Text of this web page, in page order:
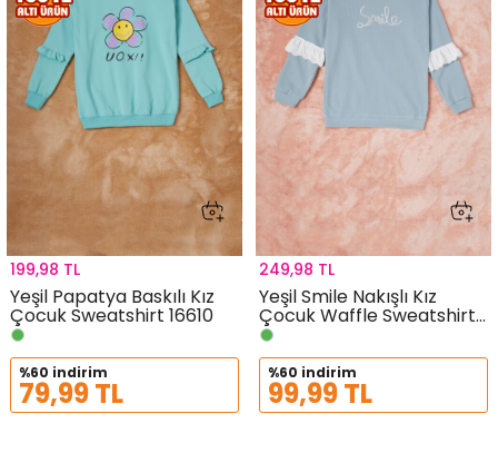
Yeşil Papatya Baskılı Kız
Çocuk Sweatshirt 16610
199,98 TL
%60 indirim
79,99 TL
Yeşil Smile Nakışlı Kız
Çocuk Waffle Sweatshirt
16594
249,98 TL
%60 indirim
99,99 TL